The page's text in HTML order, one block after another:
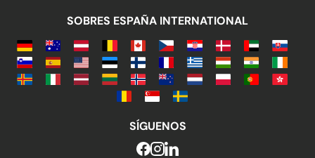
SOBRES ESPAÑA INTERNATIONAL
SÍGUENOS